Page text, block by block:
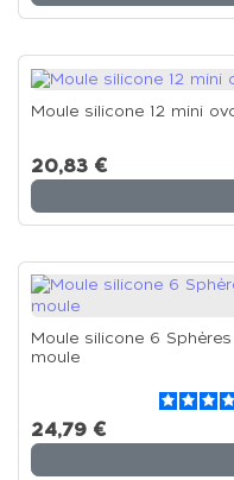
Moule silicone 12 mini
20,83 €
Moule silicone 6
moule
24,79 €